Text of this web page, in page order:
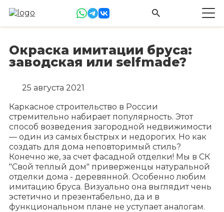
Окраска имитации бруса:
заводская или selfmade?
25 августа 2021
Каркасное строительство в России
стремительно набирает популярность. Этот
способ возведения загородной недвижимости
— один из самых быстрых и недорогих. Но как
создать для дома неповторимый стиль?
Конечно же, за счет фасадной отделки! Мы в СК
"Свой теплый дом" приверженцы натуральной
отделки дома - деревянной. Особенно любим
имитацию бруса. Визуально она выглядит чень
эстетично и презентабельно, да и в
функциональном плане не уступает аналогам.